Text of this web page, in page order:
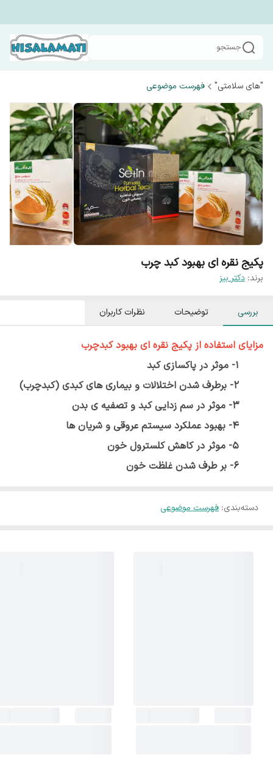
جستجو
"های سلامتی" فهرست موضوعی
پکیج نقره ای بهبود کبد چرب
برند: دکتر بیز
بررسی توضیحات نظرات کاربران
مزایای استفاده از پکیج نقره ای بهبود کبدچرب
1- موثر در پاکسازی کبد
2- برطرف شدن اختلالات و بیماری های کبدی (کبدچرب)
3- موثر در سم زدایی کبد و تصفیه ی بدن
4- بهبود عملکرد سیستم عروقی و شریان ها
5- موثر در کاهش کلسترول خون
6- بر طرف شدن غلظت خون
دسته‌بندی: فهرست موضوعی